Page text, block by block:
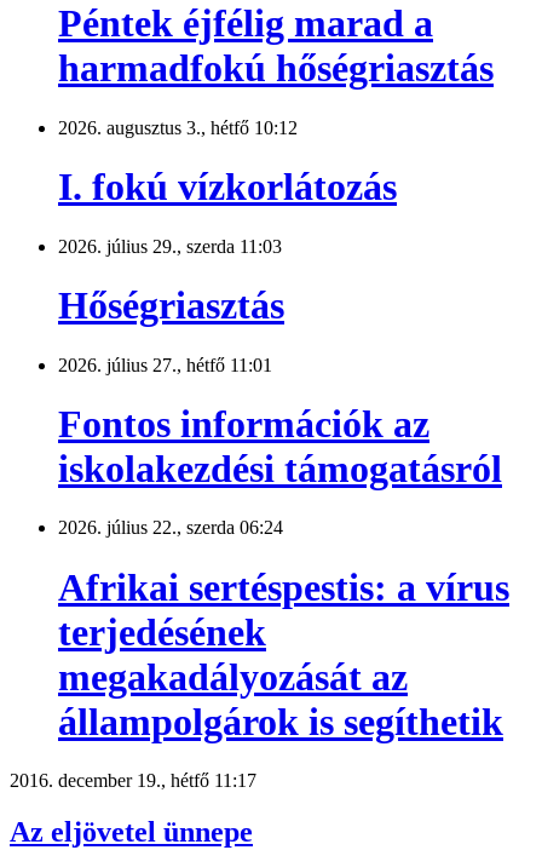
Péntek éjfélig marad a
harmadfokú hőségriasztás
2026. augusztus 3., hétfő 10:12
I. fokú vízkorlátozás
2026. július 29., szerda 11:03
Hőségriasztás
2026. július 27., hétfő 11:01
Fontos információk az
iskolakezdési támogatásról
2026. július 22., szerda 06:24
Afrikai sertéspestis: a vírus
terjedésének
megakadályozását az
állampolgárok is segíthetik
2016. december 19., hétfő 11:17
Az eljövetel ünnepe